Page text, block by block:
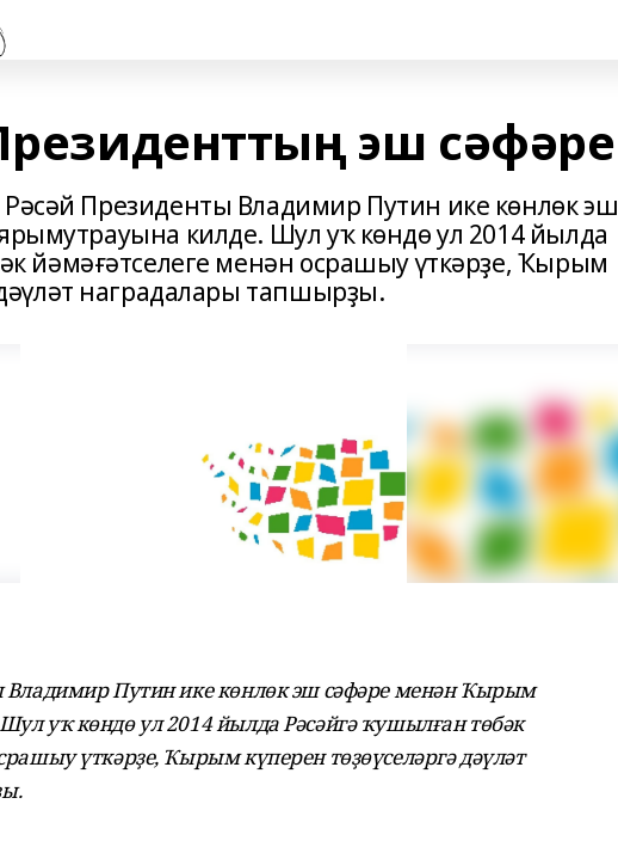
эш сәфәре
Президенты Владимир Путин ике көнлөк эш
килде. Шул уҡ көндө ул 2014 йылда
йәмәғәтселеге менән осрашыу үткәрҙе, Ҡырым
наградалары тапшырҙы.
Владимир Путин ике көнлөк эш сәфәре менән Ҡырым
уҡ көндө ул 2014 йылда Рәсәйгә ҡушылған төбәк
үткәрҙе, Ҡырым күперен төҙөүселәргә дәүләт